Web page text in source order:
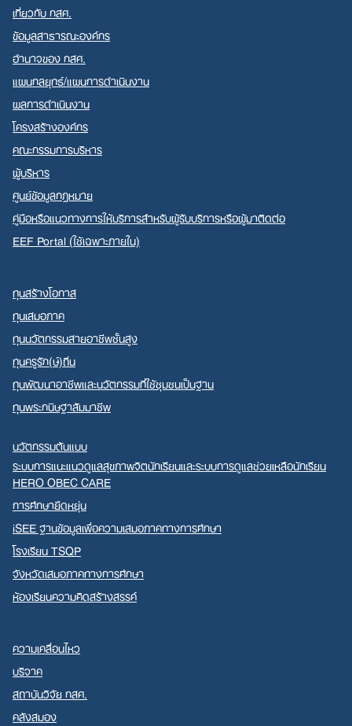
เกี่ยวกับ กสศ.
ข้อมูลสาธารณะองค์กร
อำนาจของ กสศ.
แผนกลยุทธ์/แผนการดำเนินงาน
ผลการดำเนินงาน
โครงสร้างองค์กร
คณะกรรมการบริหาร
ผู้บริหาร
ศูนย์ข้อมูลกฎหมาย
คู่มือหรือแนวทางการให้บริการสำหรับผู้รับบริการหรือผู้มาติดต่อ
EEF Portal (ใช้เฉพาะภายใน)
ทุนสร้างโอกาส
ทุนเสมอภาค
ทุนนวัตกรรมสายอาชีพชั้นสูง
ทุนครูรัก(ษ์)ถิ่น
ทุนพัฒนาอาชีพและนวัตกรรมที่ใช้ชุมชนเป็นฐาน
ทุนพระกนิษฐาสัมมาชีพ
นวัตกรรมต้นแบบ
ระบบการแนะแนวดูแลสุขภาพจิตนักเรียนและระบบการดูแลช่วยเหลือนักเรียน
HERO OBEC CARE
การศึกษายืดหยุ่น
iSEE ฐานข้อมูลเพื่อความเสมอภาคทางการศึกษา
โรงเรียน TSQP
จังหวัดเสมอภาคทางการศึกษา
ห้องเรียนความคิดสร้างสรรค์
ความเคลื่อนไหว
บริจาค
สถาบันวิจัย กสศ.
คลังสมอง